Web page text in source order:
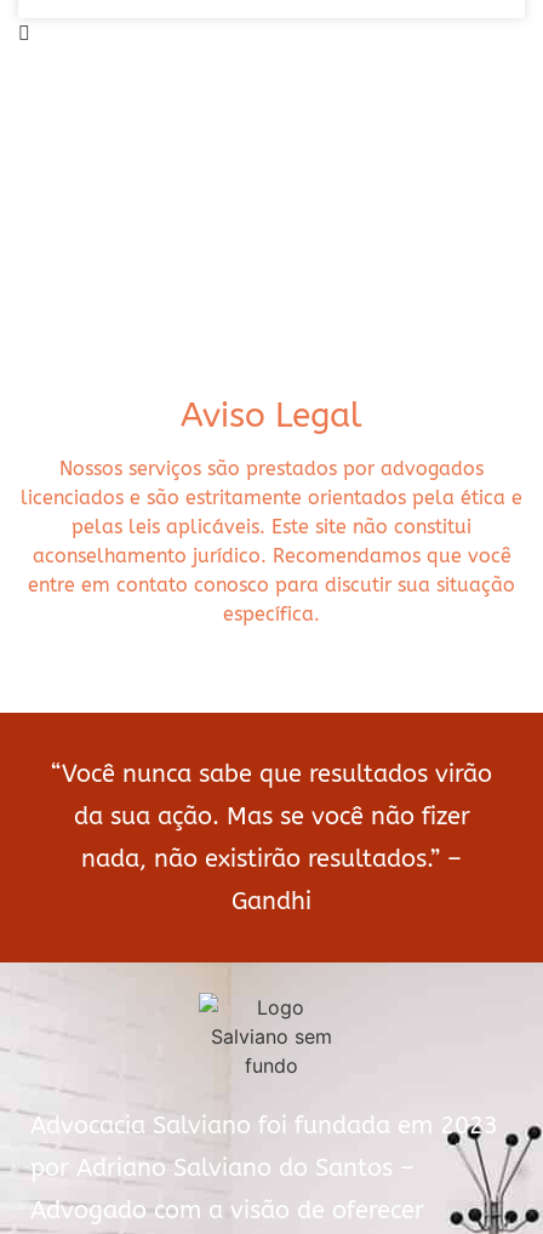
Aviso Legal
Nossos serviços são prestados por advogados
licenciados e são estritamente orientados pela ética e
pelas leis aplicáveis. Este site não constitui
aconselhamento jurídico. Recomendamos que você
entre em contato conosco para discutir sua situação
específica.
“Você nunca sabe que resultados virão
da sua ação. Mas se você não fizer
nada, não existirão resultados.” –
Gandhi
Advocacia Salviano foi fundada em 2023
por Adriano Salviano do Santos –
Advogado com a visão de oferecer